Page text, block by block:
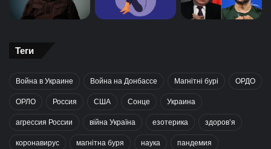
Теги
Война в Украине Война на Донбассе Магнітні бурі ОРДО
ОРЛО Россия США Сонце Украина
агрессия России війна Україна езотерика здоров’я
коронавирус магнітна буря наука пандемия